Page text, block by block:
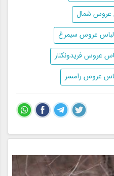
عروس شمال
عروس سیمرغ
عروس فریدونکنار
عروس رامسر